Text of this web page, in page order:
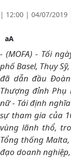
| 12:00 | 04/07/2019
aA
- (MOFA) - Tối
phố Basel, Thụy
đã dẫn đầu
Thượng đỉnh Phụ
nữ - Tái định
sự tham gia của
vùng lãnh thổ,
Tổng thống
đạo doanh